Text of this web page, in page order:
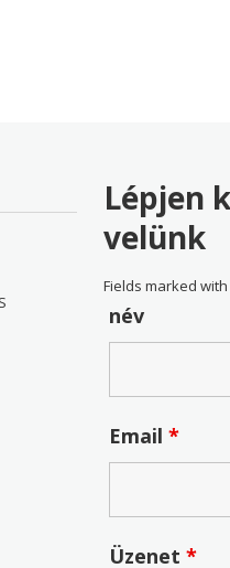
Lépjen
velünk
Fields marked
név
Email*
Üzenet*